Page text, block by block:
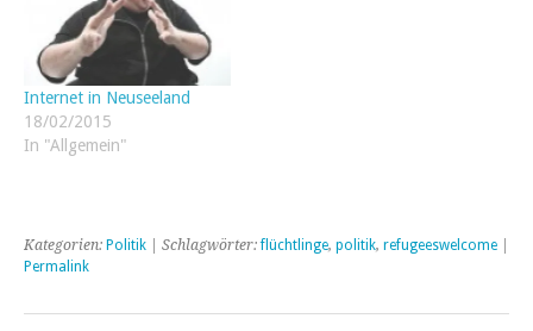
Internet in Neuseeland
18/02/2015
In "Allgemein"
Kategorien: Politik | Schlagwörter:flüchtlinge, politik, refugeeswelcome
Permalink